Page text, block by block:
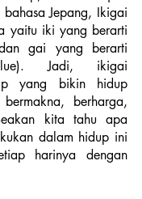
Jepang, Ikigai
yaitu iki yang berarti
gai yang berarti
Jadi, ikigai
yang bikin hidup
berharga,
kita tahu apa
dalam hidup ini
harinya dengan